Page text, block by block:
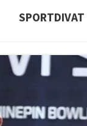
SPORTDIVAT